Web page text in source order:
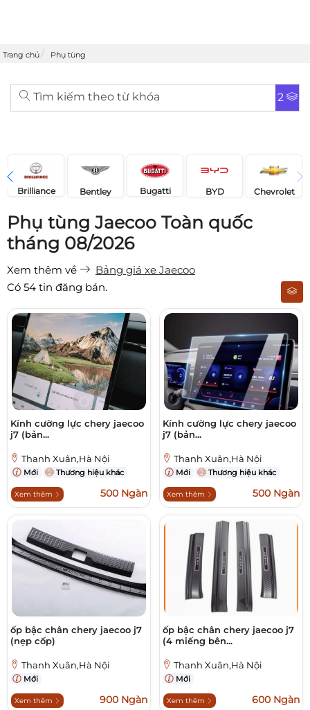
Trang chủ Phụ tùng
Tìm kiếm theo từ khóa 2
Brilliance Bentley Bugatti BYD Chevrolet
Phụ tùng Jaecoo Toàn quốc
tháng 08/2026
Xem thêm về
Bảng giá xe Jaecoo
Có 54 tin đăng bán.
Kính cường lực chery jaecoo
j7 (bản...
Thanh Xuân,Hà Nội
Mới Thương hiệu khác
Xem thêm 500 Ngàn
Kính cường lực chery jaecoo
j7 (bản...
Thanh Xuân,Hà Nội
Mới Thương hiệu khác
Xem thêm 500 Ngàn
ốp bậc chân chery jaecoo j7
(nẹp cốp)
Thanh Xuân,Hà Nội
Mới
Xem thêm 900 Ngàn
ốp bậc chân chery jaecoo j7
(4 miếng bên...
Thanh Xuân,Hà Nội
Mới
Xem thêm 600 Ngàn